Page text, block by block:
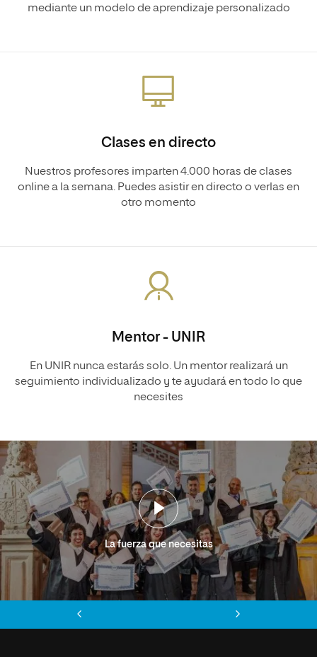
mediante un modelo de aprendizaje personalizado
Clases en directo
Nuestros profesores imparten 4.000 horas de clases
online a la semana. Puedes asistir en directo o verlas en
otro momento
Mentor - UNIR
En UNIR nunca estarás solo. Un mentor realizará un
seguimiento individualizado y te ayudará en todo lo que
necesites
La fuerza que necesitas